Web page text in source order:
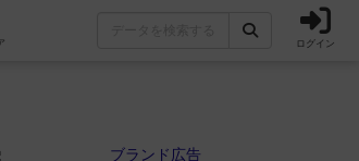
ゲーム ログイン